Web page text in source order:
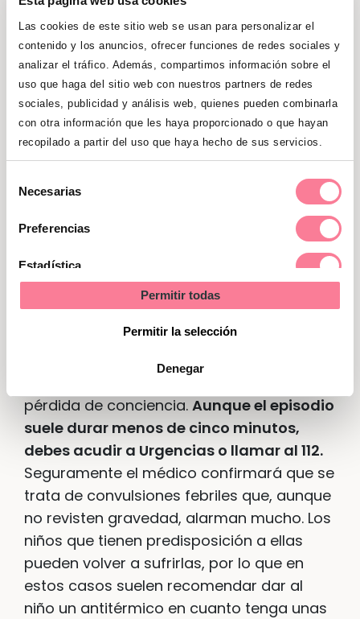
Las cookies de este sitio web se usan para personalizar el
contenido y los anuncios, ofrecer funciones de redes sociales y
analizar el tráfico. Además, compartimos información sobre el
uso que haga del sitio web con nuestros partners de redes
sociales, publicidad y análisis web, quienes pueden combinarla
con otra información que les haya proporcionado o que hayan
recopilado a partir del uso que haya hecho de sus servicios.
Necesarias
Preferencias
Estadística
Permitir todas
Permitir la selección
Denegar
alarmarse.
Cuando la fiebre está acompañada
de otros síntomas
Independientemente de la edad del niño,
los especialistas aconsejan acudir al
estas circunstancias:
que la fiebre sea
alta (por encima de 39º), que tenga unas
manchas rojas en la piel, que vomite
varias veces y tenga dolor de cabeza o
que respire con dificultad.
Si hay convulsiones febriles
En niños menores de cinco años, en
pérdida de conciencia. Aunque el episodio
suele durar menos de cinco minutos,
debes acudir a Urgencias o llamar al 112.
Seguramente el médico confirmará que se
trata de convulsiones febriles que, aunque
no revisten gravedad, alarman mucho. Los
niños que tienen predisposición a ellas
pueden volver a sufrirlas, por lo que en
estos casos suelen recomendar dar al
niño un antitérmico en cuanto tenga unas